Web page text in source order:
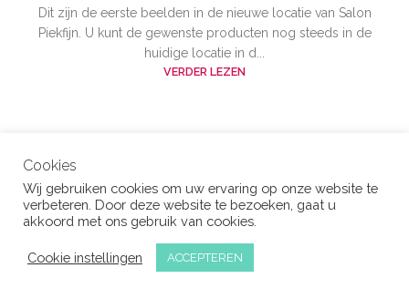
Dit zijn de eerste beelden in de nieuwe locatie van Salon
Piekfijn. U kunt de gewenste producten nog steeds in de
huidige locatie in d...
VERDER LEZEN
Cookies
Wij gebruiken cookies om uw ervaring op onze website te
verbeteren. Door deze website te bezoeken, gaat u
akkoord met ons gebruik van cookies.
Cookie instellingen ACCEPTEREN